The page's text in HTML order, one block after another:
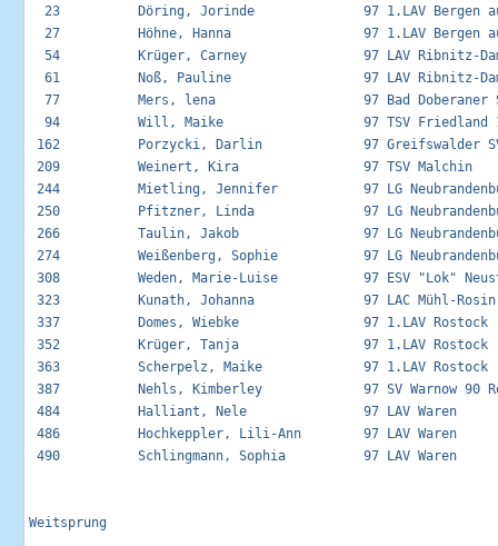
23          Döring, Jorinde              97 1.LAV
27          Höhne, Hanna                 97 1.LAV
54          Krüger, Carney               97 LAV
61          Noß, Pauline                 97 LAV
77          Mers, lena                   97 Bad
94          Will, Maike                  97 TSV
162          Porzycki, Darlin             97
209          Weinert, Kira                97
244          Mietling, Jennifer           97 LG
250          Pfitzner, Linda              97 LG
266          Taulin, Jakob                97 LG
274          Weißenberg, Sophie           97 LG
308          Weden, Marie-Luise           97 ESV
323          Kunath, Johanna              97
337          Domes, Wiebke                97
352          Krüger, Tanja                97
363          Scherpelz, Maike             97
387          Nehls, Kimberley             97 SV
484          Halliant, Nele               97
486          Hochkeppler, Lili-Ann        97
490          Schlingmann, Sophia          97
Weitsprung